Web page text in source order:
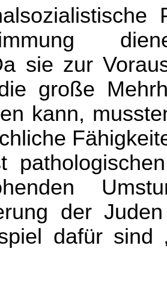
sie zur
große
kann,
der
dafür sind